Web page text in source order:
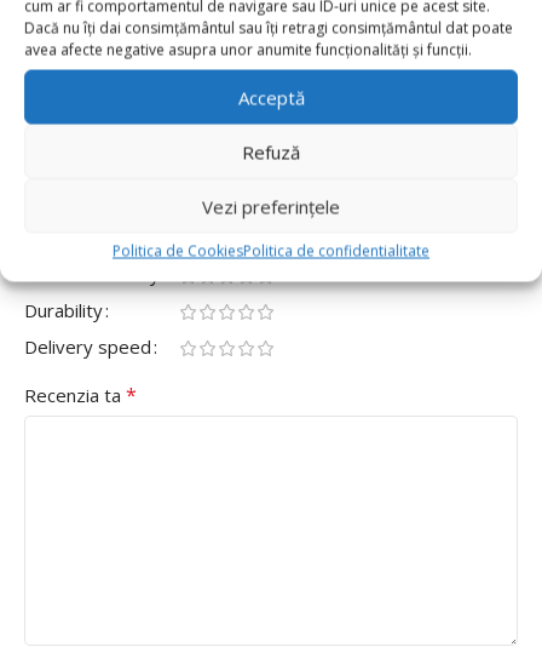
cum ar fi comportamentul de navigare sau ID-uri unice pe acest site.
Dacă nu îți dai consimțământul sau îți retragi consimțământul dat poate
avea afecte negative asupra unor anumite funcționalități și funcții.
Acceptă
Refuză
Vezi preferințele
Politica de CookiesPolitica de confidentialitate
0
0
Fii primul care scrii o recenzie pentru „Set 100
Baloane Latex Metalic 13cm, Roz Auriu”
Adresa ta de email nu va fi publicată.
*
Durability
Delivery speed
Recenzia ta *